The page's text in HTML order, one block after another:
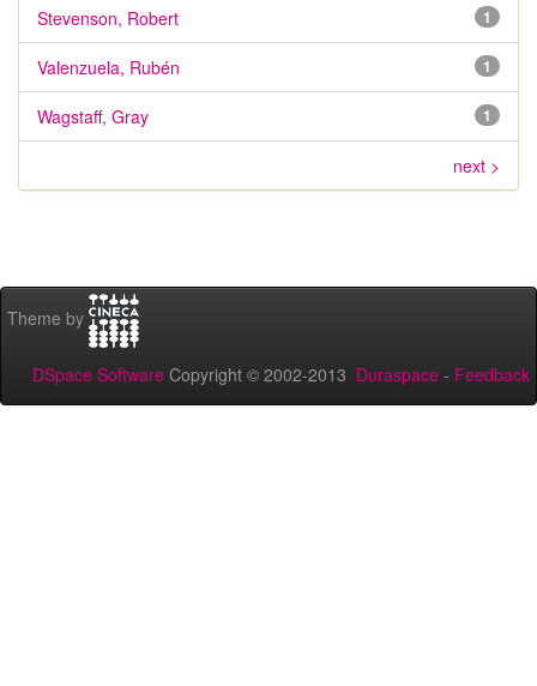
1
Stevenson, Robert
1
Valenzuela, Rubén
1
Wagstaff, Gray
next >
Theme by
DSpace Software Copyright © 2002-2013 Duraspace - Feedback